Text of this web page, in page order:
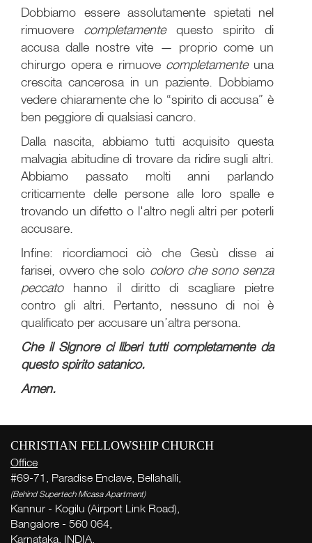
Dobbiamo essere assolutamente spietati nel
rimuovere completamentequesto spirito di
accusa dalle nostre vite — proprio come un
chirurgo opera e rimuove completamenteuna
crescita cancerosa in un paziente. Dobbiamo
vedere chiaramente che lo “spirito di accusa” è
ben peggiore di qualsiasi cancro.
Dalla nascita, abbiamo tutti acquisito questa
malvagia abitudine di trovare da ridire sugli altri.
Abbiamo passato molti anni parlando
criticamente delle persone alle loro spalle e
trovando un difetto o l'altro negli altri per poterli
accusare.
Infine: ricordiamoci ciò che Gesù disse ai
farisei, ovvero che solo coloro che sono senza
peccatohanno il diritto di scagliare pietre
contro gli altri. Pertanto, nessuno di noi è
qualificato per accusare un’altra persona.
Che il Signore ci liberi tutti completamente da
questo spirito satanico.
Amen.
CHRISTIAN FELLOWSHIP CHURCH
Office
#69-71, Paradise Enclave, Bellahalli,
(Behind Supertech Micasa Apartment)
Kannur - Kogilu (Airport Link Road),
Bangalore - 560 064,
Karnataka, INDIA.